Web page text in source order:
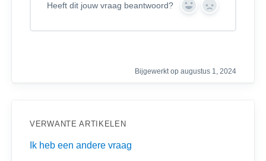
Heeft dit jouw vraag beantwoord?
Y
s
N
Bijgewerkt op augustus 1, 2024
VERWANTE ARTIKELEN
Ik heb een andere vraag